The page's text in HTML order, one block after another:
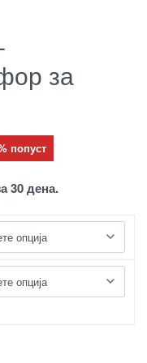
за
попуст
30 дена.